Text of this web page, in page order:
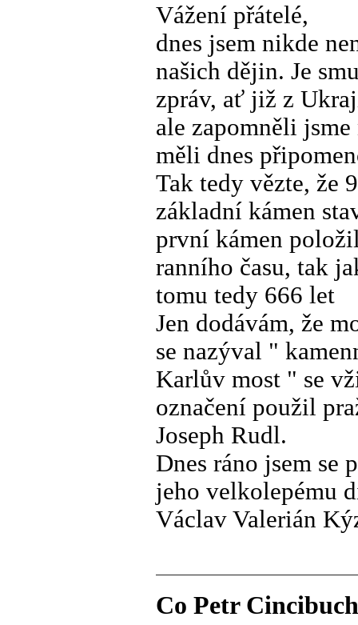
Vážení přátelé,
dnes jsem nikde
našich dějin. Je
zpráv, ať již z
ale zapomněli
měli dnes
Tak tedy vězte, že
základní kámen
první kámen
ranního času, tak
tomu tedy 666 let
Jen dodávám, že
se nazýval "
Karlův most " se
označení použil
Joseph Rudl.
Dnes ráno jsem se
jeho velkolepému
Václav Valerián
Co Petr